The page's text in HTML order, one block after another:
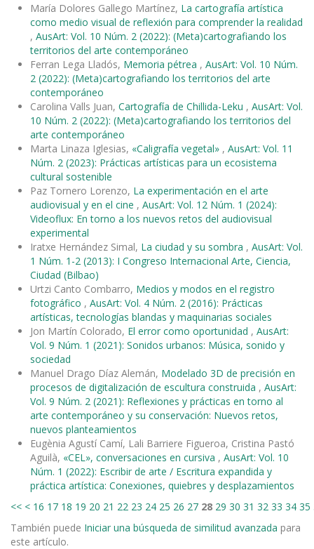
María Dolores Gallego Martínez, La cartografía artística
como medio visual de reflexión para comprender la realidad
, AusArt: Vol. 10 Núm. 2 (2022): (Meta)cartografiando los
territorios del arte contemporáneo
Ferran Lega Lladós, Memoria pétrea , AusArt: Vol. 10 Núm.
2 (2022): (Meta)cartografiando los territorios del arte
contemporáneo
Carolina Valls Juan, Cartografía de Chillida-Leku , AusArt: Vol.
10 Núm. 2 (2022): (Meta)cartografiando los territorios del
arte contemporáneo
Marta Linaza Iglesias, «Caligrafía vegetal» , AusArt: Vol. 11
Núm. 2 (2023): Prácticas artísticas para un ecosistema
cultural sostenible
Paz Tornero Lorenzo, La experimentación en el arte
audiovisual y en el cine , AusArt: Vol. 12 Núm. 1 (2024):
Videoflux: En torno a los nuevos retos del audiovisual
experimental
Iratxe Hernández Simal, La ciudad y su sombra , AusArt: Vol.
1 Núm. 1-2 (2013): I Congreso Internacional Arte, Ciencia,
Ciudad (Bilbao)
Urtzi Canto Combarro, Medios y modos en el registro
fotográfico , AusArt: Vol. 4 Núm. 2 (2016): Prácticas
artísticas, tecnologías blandas y maquinarias sociales
Jon Martín Colorado, El error como oportunidad , AusArt:
Vol. 9 Núm. 1 (2021): Sonidos urbanos: Música, sonido y
sociedad
Manuel Drago Díaz Alemán, Modelado 3D de precisión en
procesos de digitalización de escultura construida , AusArt:
Vol. 9 Núm. 2 (2021): Reflexiones y prácticas en torno al
arte contemporáneo y su conservación: Nuevos retos,
nuevos planteamientos
Eugènia Agustí Camí, Lali Barriere Figueroa, Cristina Pastó
Aguilà, «CEL», conversaciones en cursiva , AusArt: Vol. 10
Núm. 1 (2022): Escribir de arte / Escritura expandida y
práctica artística: Conexiones, quiebres y desplazamientos
<< < 16 17 18 19 20 21 22 23 24 25 26 27 28 29 30 31 32 33 34 35
También puede Iniciar una búsqueda de similitud avanzada para
este artículo.